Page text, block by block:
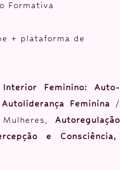
Formativa
+ plataforma de
Interior Feminino: Auto-
Feminina /
Autoregulação
e Consciência,